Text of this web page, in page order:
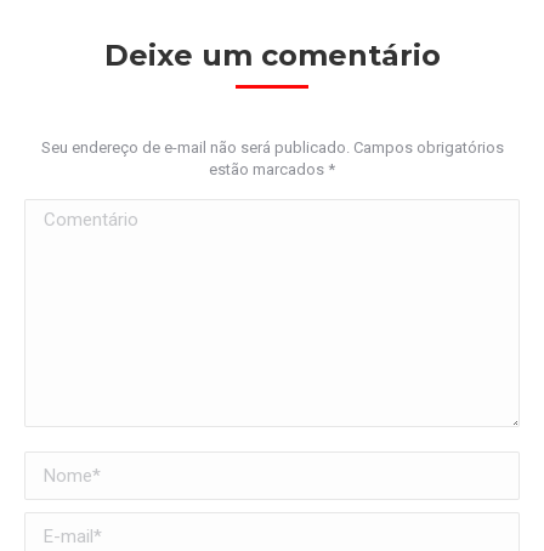
Deixe um comentário
Seu endereço de e-mail não será publicado. Campos obrigatórios
estão marcados *
Comentário
Nome *
E-mail *